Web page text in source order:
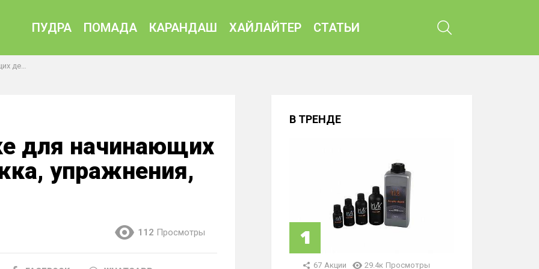
ПУДРА ПОМАДА КАРАНДАШ ХАЙЛАЙТЕР СТАТЬИ
для начинающих
упражнения,
112 Просмотры
В ТРЕНДЕ
67 Акции 29.4к Просмотры